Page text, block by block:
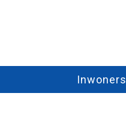
Inwoners